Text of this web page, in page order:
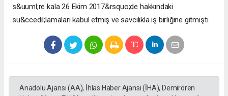
s&uuml;re kala 26 Ekim 2017&rsquo;de hakkındaki
su&ccedil;lamaları kabul etmiş ve savcılıkla iş birliğine gitmişti.
Anadolu Ajansı (AA), İhlas Haber Ajansı (İHA), Demirören